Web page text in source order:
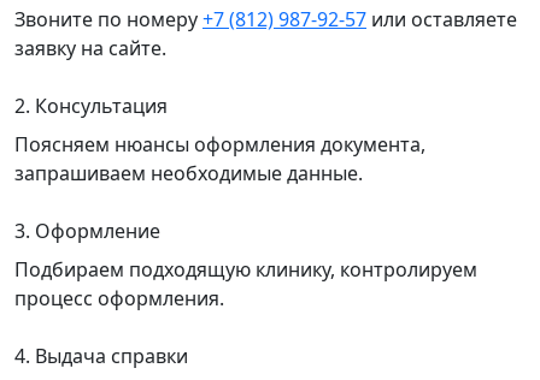
Звоните по номеру+7 (812) 987-92-57 или оставляете
заявку на сайте.
2. Консультация
Поясняем нюансы оформления документа,
запрашиваем необходимые данные.
3. Оформление
Подбираем подходящую клинику, контролируем
процесс оформления.
4. Выдача справки